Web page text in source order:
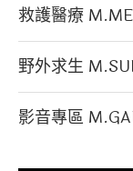
救護醫療
野外求生
影音專區